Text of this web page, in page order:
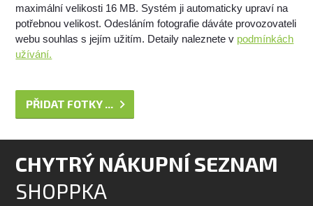
maximální velikosti 16 MB. Systém ji automaticky upraví na
potřebnou velikost. Odesláním fotografie dáváte provozovateli
webu souhlas s jejím užitím. Detaily naleznete v podmínkách
užívání.
PŘIDAT FOTKY ...
CHYTRÝ NÁKUPNÍ SEZNAM
SHOPPKA